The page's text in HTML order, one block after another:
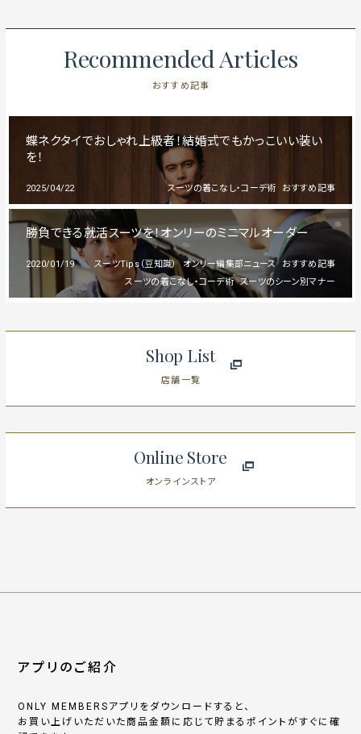
Recommended Articles
おすすめ記事
蝶ネクタイでおしゃれ上級者！結婚式でもかっこいい装い
を！
2025/04/22 おすすめ記事
スーツの着こなし・コーデ術
勝負できる就活スーツを！オンリーのミニマルオーダー
2020/01/19 おすすめ記事
オンリー編集部ニュース
スーツTips（豆知識）
スーツのシーン別マナー
スーツの着こなし・コーデ術
Shop List
店舗一覧
Online Store
オンラインストア
アプリのご紹介
ONLY MEMBERSアプリをダウンロードすると、
お買い上げいただいた商品金額に応じて貯まるポイントがすぐに確